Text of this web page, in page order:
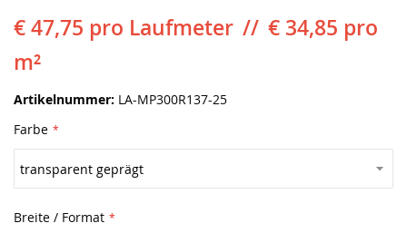
€ 47,75 pro Laufmeter
€ 34,85 pro
m²
Artikelnummer LA-MP300R137-25
Farbe
Breite / Format